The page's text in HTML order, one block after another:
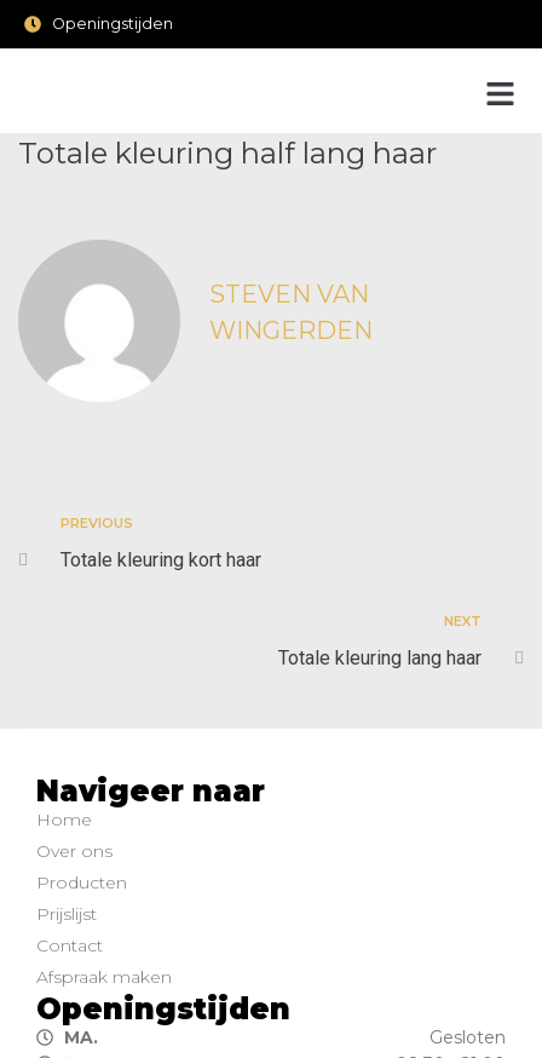
Openingstijden
Totale kleuring half lang haar
STEVEN VAN
WINGERDEN
PREVIOUS
Totale kleuring kort haar
NEXT
Totale kleuring lang haar
Navigeer naar
Home
Over ons
Producten
Prijslijst
Contact
Afspraak maken
Openingstijden
MA.
Gesloten